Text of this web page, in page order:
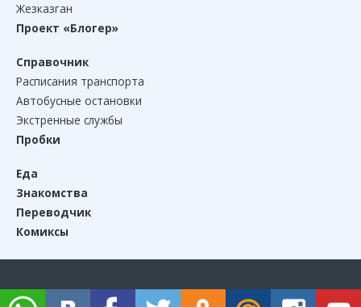
Жезказган
Проект «Блогер»
Справочник
Расписания транспорта
Автобусные остановки
Экстренные службы
Пробки
Еда
Знакомства
Переводчик
Комиксы